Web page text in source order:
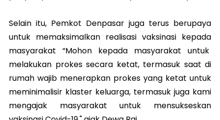
Selain itu, Pemkot Denpasar juga terus berupaya
untuk memaksimalkan realisasi vaksinasi kepada
masyarakat “Mohon kepada masyarakat untuk
melakukan prokes secara ketat, termasuk saat di
rumah wajib menerapkan prokes yang ketat untuk
meminimalisir klaster keluarga, termasuk juga kami
mengajak masyarakat untuk mensukseskan